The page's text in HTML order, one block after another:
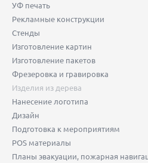
УФ печать
Рекламные конструкции
Стенды
Изготовление картин
Изготовление пакетов
Фрезеровка и гравировка
Изделия из дерева
Нанесение логотипа
Дизайн
Подготовка к мероприятиям
POS материалы
Планы эвакуации, пожарная